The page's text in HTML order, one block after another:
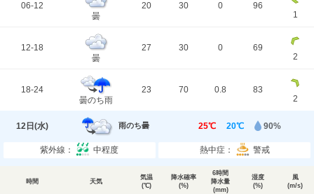
06-12
曇
20 30 0
96
1
12-18
曇
27 30 0
69
2
18-24
曇のち雨
23 70 0.8
83
2
12日(水) 雨のち曇 25℃ 20℃ 90%
紫外線： 中程度 熱中症： 警戒
時間 天気
気温
(℃)
降水確率
(%)
6時間
降水量
(mm)
湿度
(%)
風
(m/s)